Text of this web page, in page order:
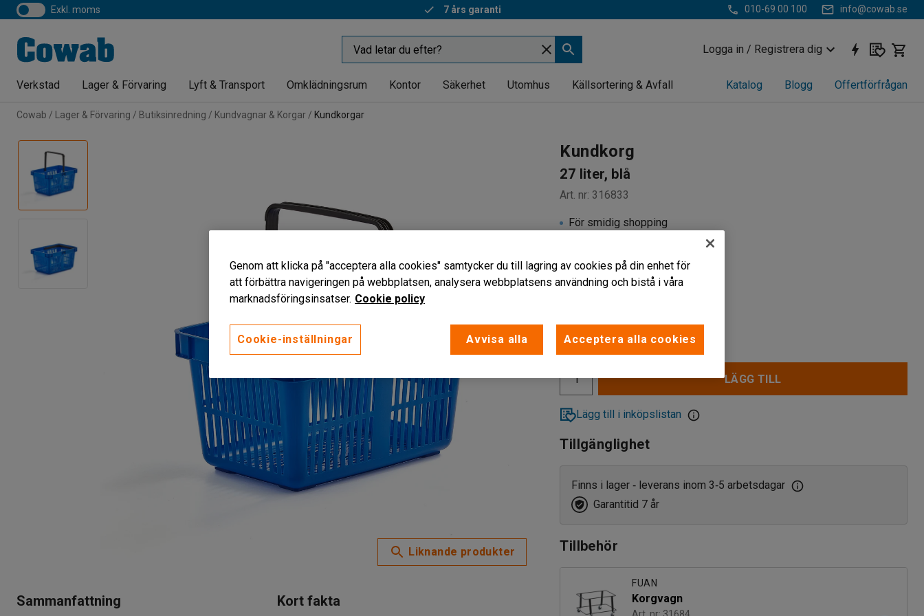
exkl. moms 7 års garanti 010-69 00 100 info@cowab.se
Logga in / Registrera dig
Verkstad Lager & Förvaring Lyft & Transport Omklädningsrum Kontor Säkerhet Utomhus Källsortering & Avfall Katalog Blogg Offertförfrågan
Cowab Lager & Förvaring Butiksinredning Kundvagnar & Korgar Kundkorgar
Liknande produkter
Sammanfattning Kort fakta
Kundkorg
27 liter, blå
Art. nr: 316833
För smidig shopping
Färg:Blå
77 kr
exkl. moms
LÄGG TILL
Lägg till i inköpslistan
Tillgänglighet
Finns i lager‑ leverans inom 3‑5 arbetsdagar
Garantitid 7 år
Tillbehör
FUAN
Korgvagn
Genom att klicka på "acceptera alla cookies" samtycker du till lagring av cookies på din enhet för
att förbättra navigeringen på webbplatsen, analysera webbplatsens användning och bistå i våra
marknadsföringsinsatser. Cookie policy
Cookie-inställningar Avvisa alla Acceptera alla cookies